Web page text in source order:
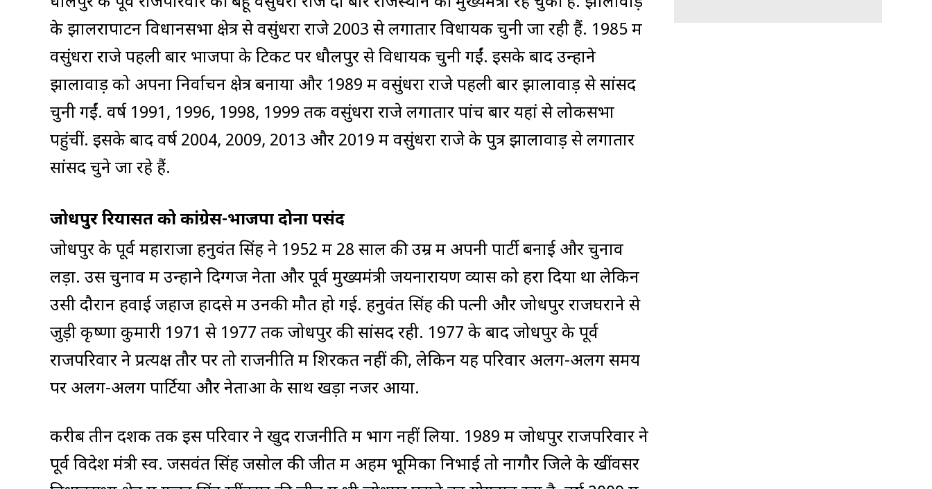
के झालरापाटन विधानसभा क्षेत्र से वसुंधरा राजे 2003 से लगातार विधायक चुनी जा रही हैं. 1985 में
वसुंधरा राजे पहली बार भाजपा के टिकट पर धौलपुर से विधायक चुनी गईं. इसके बाद उन्होंने
झालावाड़ को अपना निर्वाचन क्षेत्र बनाया और 1989 में वसुंधरा राजे पहली बार झालावाड़ से सांसद
चुनी गईं. वर्ष 1991, 1996, 1998, 1999 तक वसुंधरा राजे लगातार पांच बार यहां से लोकसभा
पहुंचीं. इसके बाद वर्ष 2004, 2009, 2013 और 2019 में वसुंधरा राजे के पुत्र झालावाड़ से लगातार
सांसद चुने जा रहे हैं.
जोधपुर रियासत को कांग्रेस-भाजपा दोनों पसंद
जोधपुर के पूर्व महाराजा हनुवंत सिंह ने 1952 में 28 साल की उम्र में अपनी पार्टी बनाई और चुनाव
लड़ा. उस चुनाव में उन्होंने दिग्गज नेता और पूर्व मुख्यमंत्री जयनारायण व्यास को हरा दिया था लेकिन
उसी दौरान हवाई जहाज हादसे में उनकी मौत हो गई. हनुवंत सिंह की पत्नी और जोधपुर राजघराने से
जुड़ी कृष्णा कुमारी 1971 से 1977 तक जोधपुर की सांसद रही. 1977 के बाद जोधपुर के पूर्व
राजपरिवार ने प्रत्यक्ष तौर पर तो राजनीति में शिरकत नहीं की, लेकिन यह परिवार अलग-अलग समय
पर अलग-अलग पार्टियों और नेताओं के साथ खड़ा नजर आया.
करीब तीन दशक तक इस परिवार ने खुद राजनीति में भाग नहीं लिया. 1989 में जोधपुर राजपरिवार ने
पूर्व विदेश मंत्री स्व. जसवंत सिंह जसोल की जीत में अहम भूमिका निभाई तो नागौर जिले के खींवसर